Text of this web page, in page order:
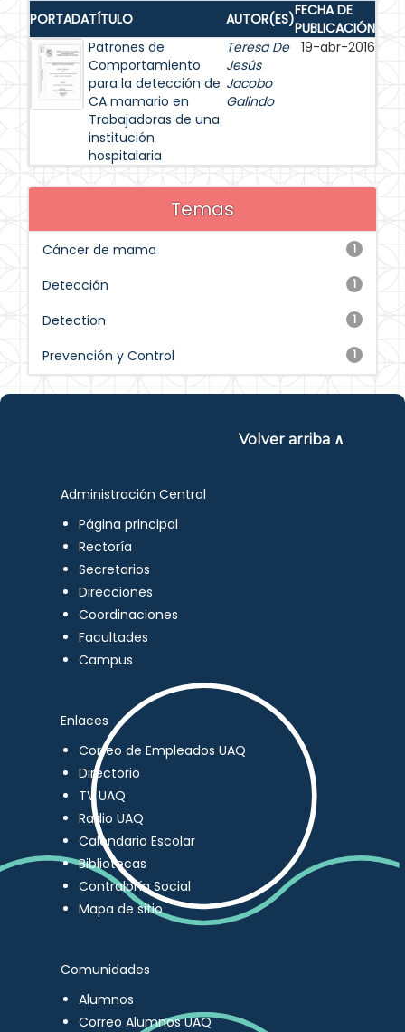
PORTADATÍTULO AUTOR(ES)FECHA DE
PUBLICACIÓN
Patrones de
Comportamiento
para la detección de
CA mamario en
Trabajadoras de una
institución
hospitalaria
Teresa De
Jesús
Jacobo
Galindo
19-abr-2016
Temas
1
Cáncer de mama
1
Detección
1
Detection
1
Prevención y Control
Volver arriba ∧
Administración Central
Página principal
Rectoría
Secretarios
Direcciones
Coordinaciones
Facultades
Campus
Enlaces
Correo de Empleados UAQ
Directorio
TV UAQ
Radio UAQ
Calendario Escolar
Bibliotecas
Contraloría Social
Mapa de sitio
Comunidades
Alumnos
Correo Alumnos UAQ